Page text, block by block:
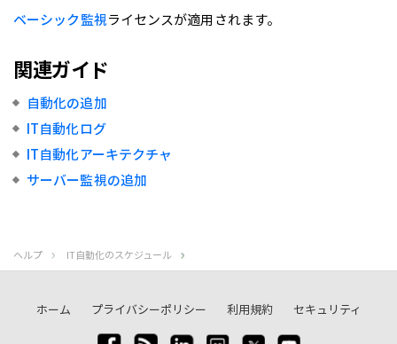
ベーシック監視ライセンスが適用されます。
関連ガイド
自動化の追加
IT自動化ログ
IT自動化アーキテクチャ
サーバー監視の追加
ヘルプ IT自動化のスケジュール
ホーム プライバシーポリシー 利用規約 セキュリティ